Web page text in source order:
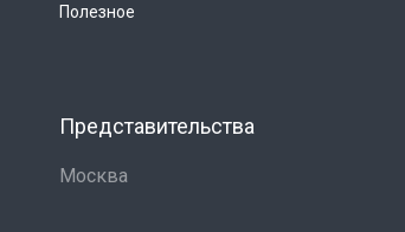
Полезное
Представительства
Москва